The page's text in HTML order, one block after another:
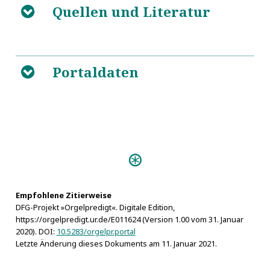
B Quellen und Literatur
https://de.wikipedia.org/wiki/Polos_von_Akragas
B Portaldaten
Empfohlene Zitierweise
DFG-Projekt »Orgelpredigt«. Digitale Edition,
https://orgelpredigt.ur.de/E011624 (Version 1.00 vom 31. Januar
2020). DOI: 10.5283/orgelpr.portal
Letzte Änderung dieses Dokuments am 11. Januar 2021.